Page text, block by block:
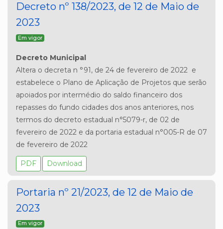
Decreto nº 138/2023, de 12 de Maio de
2023
Em vigor
Decreto Municipal
Altera o decreta n °91, de 24 de fevereiro de 2022  e
estabelece o Plano de Aplicação de Projetos que serão
apoiados por intermédio do saldo financeiro dos
repasses do fundo cidades dos anos anteriores, nos
termos do decreto estadual n°5079-r, de 02 de
fevereiro de 2022 e da portaria estadual n°005-R de 07
de fevereiro de 2022
PDF Download
Portaria nº 21/2023, de 12 de Maio de
2023
Em vigor